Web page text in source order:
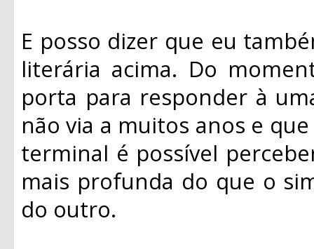
E posso dizer que eu
literária acima. Do
porta para responder à
não via a muitos anos e
terminal é possível
mais profunda do que o
do outro.